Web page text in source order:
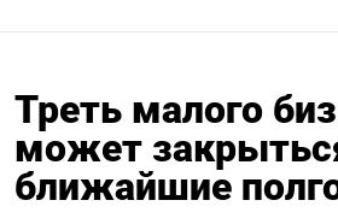
Треть малого
может
ближайшие